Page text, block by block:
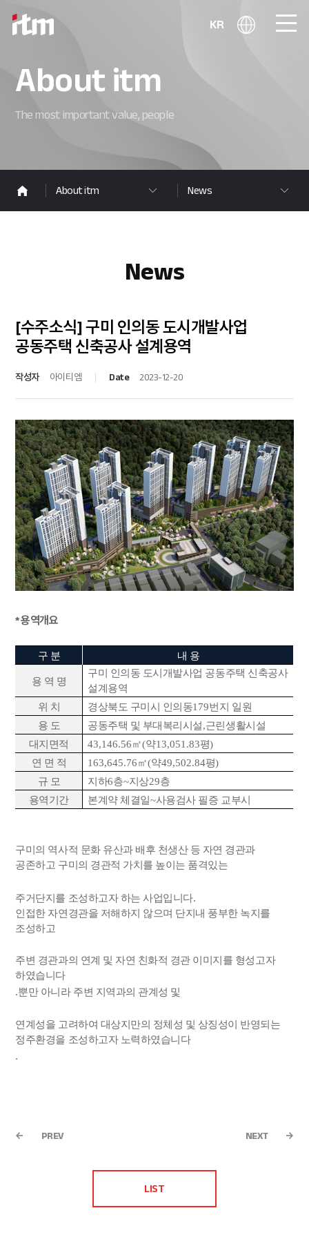
KR
About itm
The most important value, people
About itm News
News
[수주소식] 구미 인의동 도시개발사업
공동주택 신축공사 설계용역
작성자 아이티엠 Date 2023-12-20
* 용역개요
구 분 내 용
용 역 명
구미 인의동 도시개발사업 공동주택 신축공사
설계용역
위 치
경상북도 구미시 인의동179번지 일원
용 도
공동주택 및 부대복리시설,근린생활시설
대지면적
43,146.56㎡(약13,051.83평)
연 면 적
163,645.76㎡(약49,502.84평)
규 모
지하6층~지상29층
용역기간
본계약 체결일~사용검사 필증 교부시
구미의 역사적 문화 유산과 배후 천생산 등 자연 경관과
공존하고 구미의 경관적 가치를 높이는 품격있는
주거단지를 조성하고자 하는 사업입니다.
인접한 자연경관을 저해하지 않으며 단지내 풍부한 녹지를
조성하고
주변 경관과의 연계 및 자연 친화적 경관 이미지를 형성고자
하였습니다
.뿐만 아니라 주변 지역과의 관계성 및
연계성을 고려하여 대상지만의 정체성 및 상징성이 반영되는
정주환경을 조성하고자 노력하였습니다
.
PREV NEXT
LIST